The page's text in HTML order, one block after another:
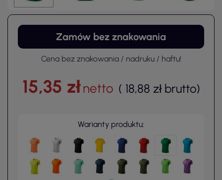
Zamów bez znakowania
Cena bez znakowania / nadruku / haftu!
15,35 złnetto ( 18,88 zł brutto)
Warianty produktu: